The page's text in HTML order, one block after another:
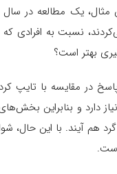
نسبت به افرادی
بهتر است؟
در مقایسه با تایپ
دارد و بنابراین
هم آیند. با این حال،